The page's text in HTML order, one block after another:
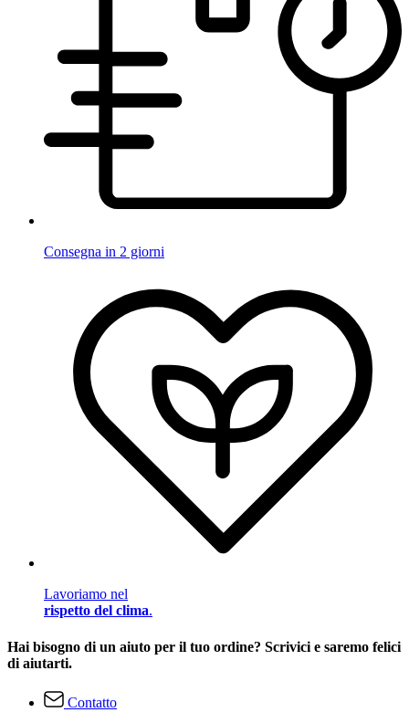
Consegna in 2 giorni
Lavoriamo nel
rispetto del clima.
Hai bisogno di un aiuto per il tuo ordine? Scrivici e saremo felici
di aiutarti.
Contatto